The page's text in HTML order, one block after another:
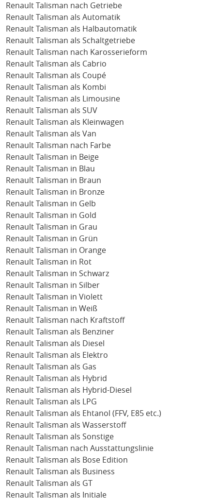
Renault Talisman nach Getriebe
Renault Talisman als Automatik
Renault Talisman als Halbautomatik
Renault Talisman als Schaltgetriebe
Renault Talisman nach Karosserieform
Renault Talisman als Cabrio
Renault Talisman als Coupé
Renault Talisman als Kombi
Renault Talisman als Limousine
Renault Talisman als SUV
Renault Talisman als Kleinwagen
Renault Talisman als Van
Renault Talisman nach Farbe
Renault Talisman in Beige
Renault Talisman in Blau
Renault Talisman in Braun
Renault Talisman in Bronze
Renault Talisman in Gelb
Renault Talisman in Gold
Renault Talisman in Grau
Renault Talisman in Grün
Renault Talisman in Orange
Renault Talisman in Rot
Renault Talisman in Schwarz
Renault Talisman in Silber
Renault Talisman in Violett
Renault Talisman in Weiß
Renault Talisman nach Kraftstoff
Renault Talisman als Benziner
Renault Talisman als Diesel
Renault Talisman als Elektro
Renault Talisman als Gas
Renault Talisman als Hybrid
Renault Talisman als Hybrid-Diesel
Renault Talisman als LPG
Renault Talisman als Ehtanol (FFV, E85 etc.)
Renault Talisman als Wasserstoff
Renault Talisman als Sonstige
Renault Talisman nach Ausstattungslinie
Renault Talisman als Bose Edition
Renault Talisman als Business
Renault Talisman als GT
Renault Talisman als Initiale